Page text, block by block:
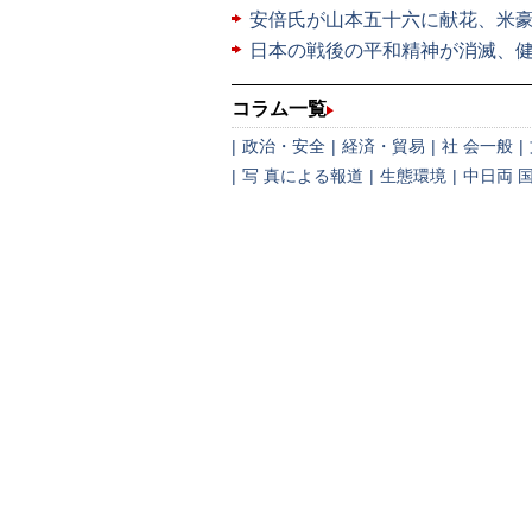
安倍氏が山本五十六に献花、米
日本の戦後の平和精神が消滅、
コラム一覧
| 政治・安全 | 経済・貿易 | 社 会一般 |
| 写 真による報道 | 生態環境 | 中日両